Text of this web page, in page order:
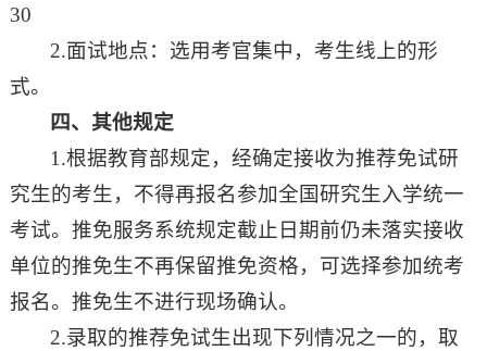
30
2.面试地点：选用考官集中，考生线上的形
式。
四、其他规定
1.根据教育部规定，经确定接收为推荐免试研
究生的考生，不得再报名参加全国研究生入学统一
考试。推免服务系统规定截止日期前仍未落实接收
单位的推免生不再保留推免资格，可选择参加统考
报名。推免生不进行现场确认。
2.录取的推荐免试生出现下列情况之一的，取